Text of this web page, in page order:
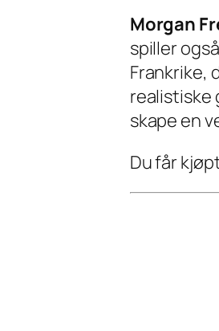
Morgan
spiller
Frankrike,
realistiske
skape en
Du får